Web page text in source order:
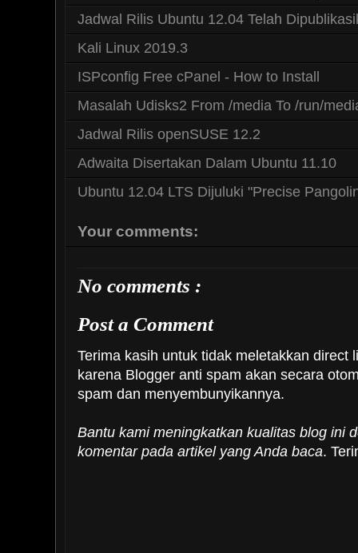
Jadwal Rilis Ubuntu 12.04 Telah
Kali Linux 2019.3
ISPconfig Free cPanel - How to Install
Masalah Udisks2 From /media To /run/
Jadwal Rilis openSUSE 12.2
Adwaita Disertakan Dalam Ubuntu 11.10
Ubuntu 12.04 LTS Dijuluki "Precise
Your comments:
No comments :
Post a Comment
Terima kasih untuk tidak meletakkan direct
karena Blogger anti spam akan secara
spam dan menyembunyikannya.
Bantu kami meningkatkan kualitas blog ini
komentar pada artikel yang Anda baca.